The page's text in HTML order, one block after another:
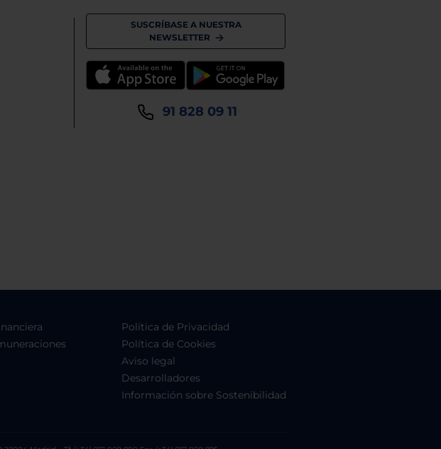
SUSCRÍBASE A NUESTRA
NEWSLETTER
91 828 09 11
Política de Privacidad
Política de Cookies
Aviso legal
Desarrolladores
Información sobre Sostenibilidad